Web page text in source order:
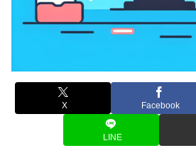
X Facebook
LINE